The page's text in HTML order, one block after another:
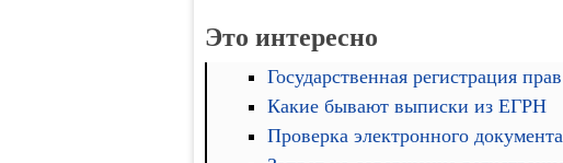
Это интересно
Государственная регистрация прав
Какие бывают выписки из ЕГРН
Проверка электронного документа